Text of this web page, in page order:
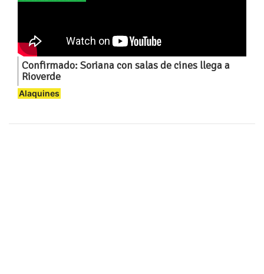
Confirmado: Soriana con salas de cines llega a
Rioverde
Alaquines